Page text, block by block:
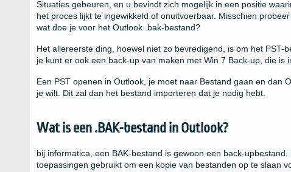
Situaties gebeuren, en u bevindt zich mogelijk in een positie
het proces lijkt te ingewikkeld of onuitvoerbaar. Misschien
wat doe je voor het Outlook .bak-bestand?
Het allereerste ding, hoewel niet zo bevredigend, is om het
je kunt er ook een back-up van maken met Win 7 Back-up, die is
Een PST openen in Outlook, je moet naar Bestand gaan en dan
je wilt. Dit zal dan het bestand importeren dat je nodig hebt.
Wat is een .BAK-bestand in Outlook?
bij informatica, een BAK-bestand is gewoon een back-
toepassingen gebruikt om een ​​kopie van bestanden op te slaan